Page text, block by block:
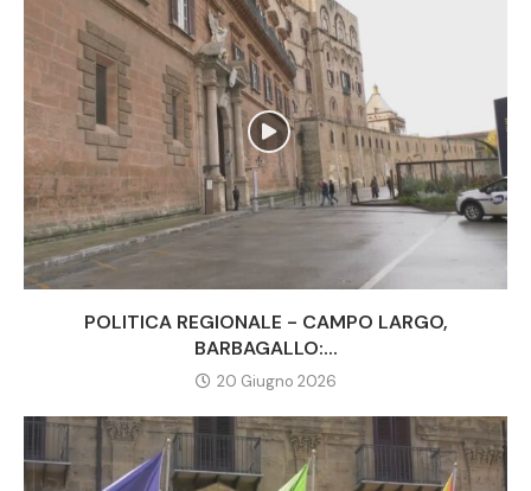
POLITICA REGIONALE - CAMPO LARGO,
BARBAGALLO:...
20 Giugno 2026